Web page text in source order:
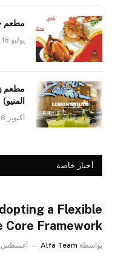
مطعم
يوليو 18, 2023
مطعم
المنيو)
أكتوبر 6, 2023
أخبار خاصة
a Flexible
Core Framework
بواسطة Alfa Team أغسطس 1, 2026